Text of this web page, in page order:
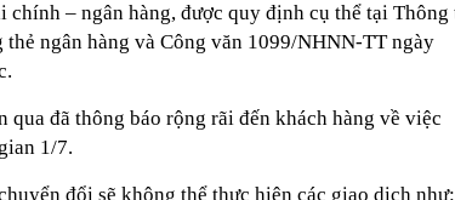
Samsung và Google chính thức lộ diện kính AI
Meta
chính – ngân hàng, được quy định cụ thể tại Thông
ngân hàng và Công văn 1099/NHNN-TT ngày
qua đã thông báo rộng rãi đến khách hàng về việc
1/7.
đổi sẽ không thể thực hiện các giao dịch như: